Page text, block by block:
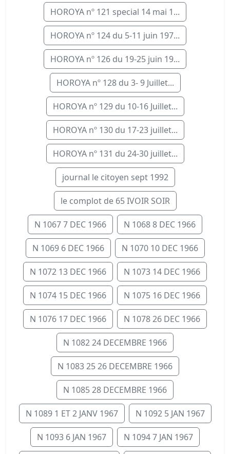
HOROYA nº 121 special 14 mai 1...
HOROYA nº 124 du 5-11 juin 197...
HOROYA nº 126 du 19-25 juin 19...
HOROYA nº 128 du 3- 9 Juillet...
HOROYA nº 129 du 10-16 Juillet...
HOROYA nº 130 du 17-23 juillet...
HOROYA nº 131 du 24-30 juillet...
journal le citoyen sept 1992
le complot de 65 IVOIR SOIR
N 1067 7 DEC 1966 N 1068 8 DEC 1966
N 1069 6 DEC 1966 N 1070 10 DEC 1966
N 1072 13 DEC 1966 N 1073 14 DEC 1966
N 1074 15 DEC 1966 N 1075 16 DEC 1966
N 1076 17 DEC 1966 N 1078 26 DEC 1966
N 1082 24 DECEMBRE 1966
N 1083 25 26 DECEMBRE 1966
N 1085 28 DECEMBRE 1966
N 1089 1 ET 2 JANV 1967 N 1092 5 JAN 1967
N 1093 6 JAN 1967 N 1094 7 JAN 1967